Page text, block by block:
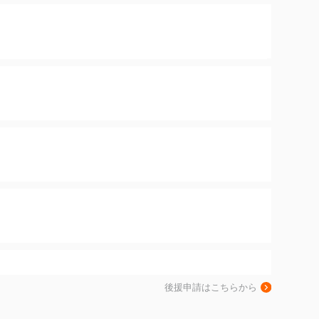
後援申請はこちらから